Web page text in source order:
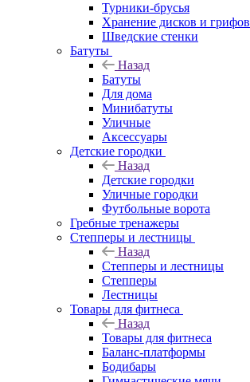
Турники-брусья
Хранение дисков и грифов
Шведские стенки
Батуты
Назад
Батуты
Для дома
Минибатуты
Уличные
Аксессуары
Детские городки
Назад
Детские городки
Уличные городки
Футбольные ворота
Гребные тренажеры
Степперы и лестницы
Назад
Степперы и лестницы
Степперы
Лестницы
Товары для фитнеса
Назад
Товары для фитнеса
Баланс-платформы
Бодибары